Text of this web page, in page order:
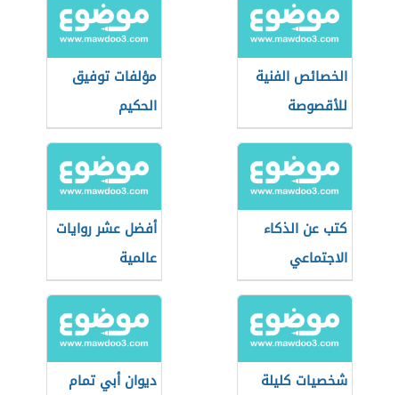
الخصائص الفنية
للأقصوصة
مؤلفات توفيق
الحكيم
كتب عن الذكاء
الاجتماعي
أفضل عشر روايات
عالمية
شخصيات كليلة
ديوان أبي تمام